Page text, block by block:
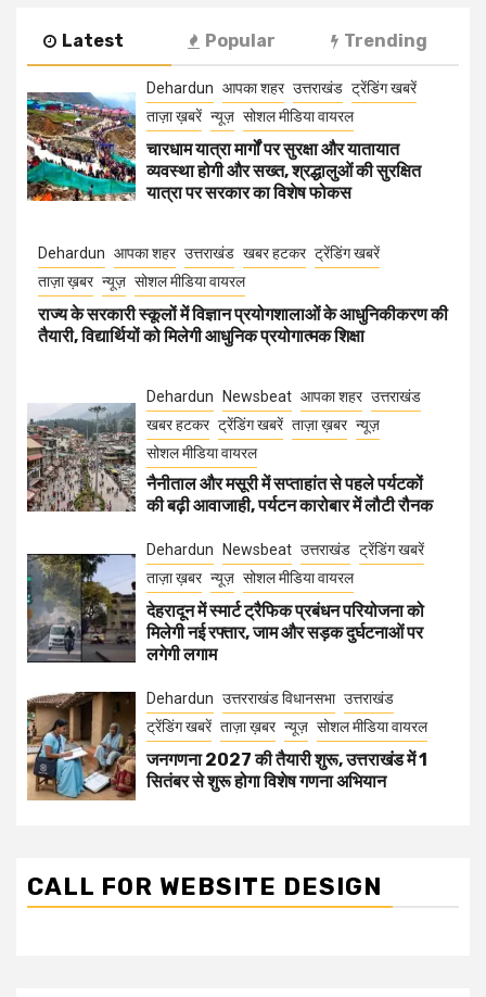
Latest Popular Trending
Dehardun आपका शहर उत्तराखंड ट्रेंडिंग खबरें
ताज़ा ख़बरें न्यूज़ सोशल मीडिया वायरल
चारधाम यात्रा मार्गों पर सुरक्षा और यातायात
व्यवस्था होगी और सख्त, श्रद्धालुओं की सुरक्षित
यात्रा पर सरकार का विशेष फोकस
Dehardun आपका शहर उत्तराखंड खबर हटकर ट्रेंडिंग खबरें
ताज़ा ख़बर न्यूज़ सोशल मीडिया वायरल
राज्य के सरकारी स्कूलों में विज्ञान प्रयोगशालाओं के आधुनिकीकरण की
तैयारी, विद्यार्थियों को मिलेगी आधुनिक प्रयोगात्मक शिक्षा
Dehardun Newsbeat आपका शहर उत्तराखंड
खबर हटकर ट्रेंडिंग खबरें ताज़ा ख़बर न्यूज़
सोशल मीडिया वायरल
नैनीताल और मसूरी में सप्ताहांत से पहले पर्यटकों
की बढ़ी आवाजाही, पर्यटन कारोबार में लौटी रौनक
Dehardun Newsbeat उत्तराखंड ट्रेंडिंग खबरें
ताज़ा ख़बर न्यूज़ सोशल मीडिया वायरल
देहरादून में स्मार्ट ट्रैफिक प्रबंधन परियोजना को
मिलेगी नई रफ्तार, जाम और सड़क दुर्घटनाओं पर
लगेगी लगाम
Dehardun उत्तरराखंड विधानसभा उत्तराखंड
ट्रेंडिंग खबरें ताज़ा ख़बर न्यूज़ सोशल मीडिया वायरल
जनगणना 2027 की तैयारी शुरू, उत्तराखंड में 1
सितंबर से शुरू होगा विशेष गणना अभियान
CALL FOR WEBSITE DESIGN